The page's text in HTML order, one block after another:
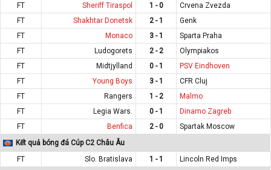
FT
Sheriff Tiraspol 1 - 0
Crvena Zvezda
FT
Shakhtar Donetsk 2 - 1
Genk
FT
Monaco 3 - 1
Sparta Praha
FT
Ludogorets 2 - 2
Olympiakos
FT
Midtjylland 0 - 1
PSV Eindhoven
FT
Young Boys 3 - 1
CFR Cluj
FT
Rangers 1 - 2
Malmo
FT
Legia Wars. 0 - 1
Dinamo Zagreb
FT
Benfica 2 - 0
Spartak Moscow
Kết quả bóng đá Cúp C2 Châu Âu
FT
Slo. Bratislava 1 - 1
Lincoln Red Imps